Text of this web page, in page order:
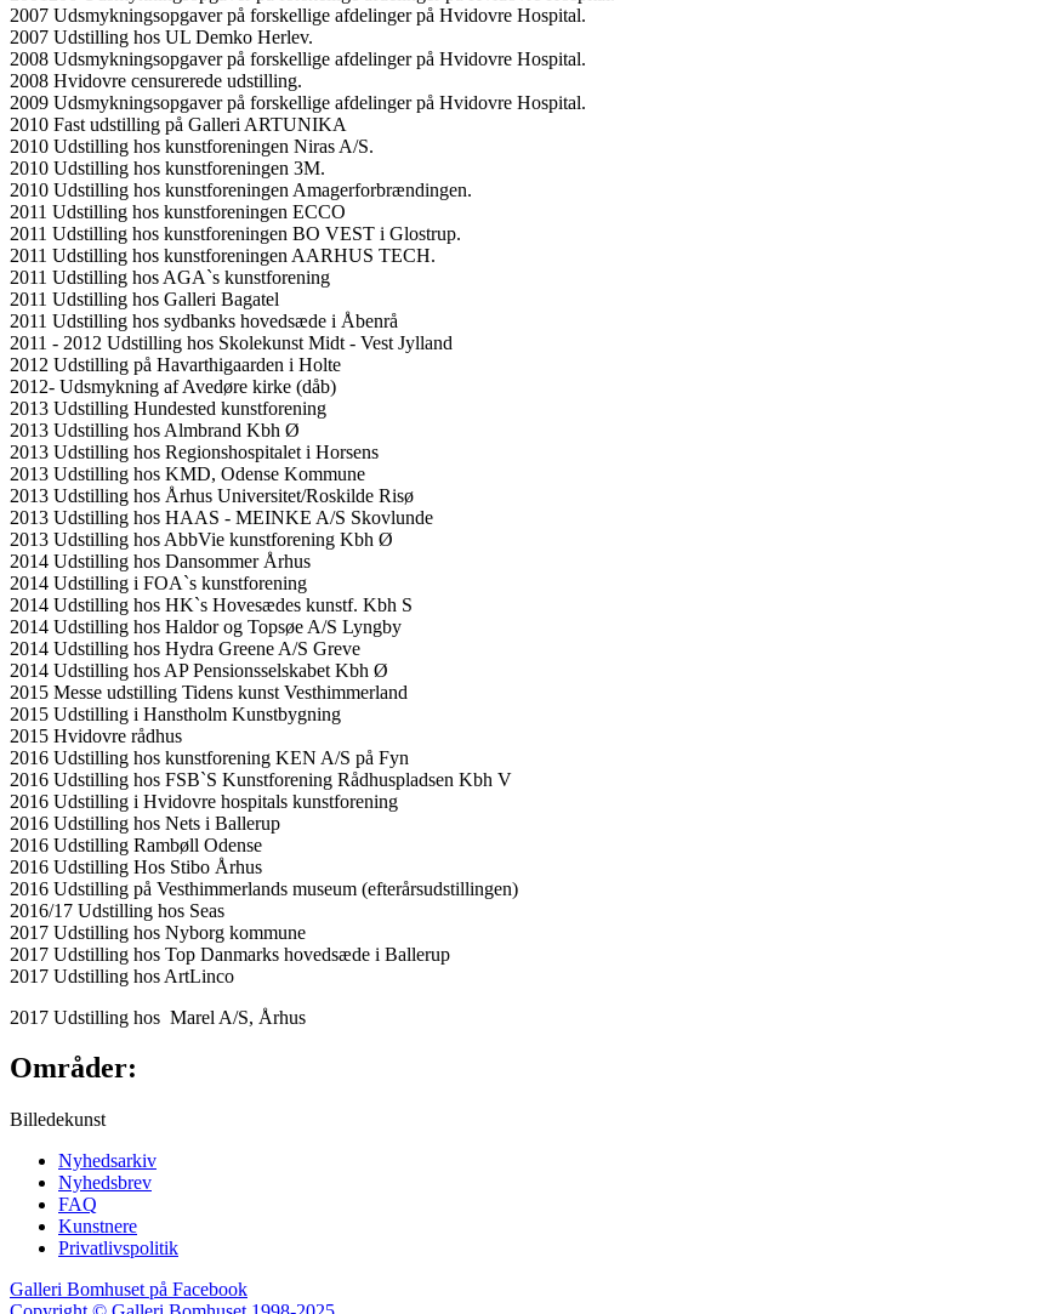
2007 Udsmykningsopgaver på forskellige afdelinger på Hvidovre Hospital.
2007 Udstilling hos UL Demko Herlev.
2008 Udsmykningsopgaver på forskellige afdelinger på Hvidovre Hospital.
2008 Hvidovre censurerede udstilling.
2009 Udsmykningsopgaver på forskellige afdelinger på Hvidovre Hospital.
2010 Fast udstilling på Galleri ARTUNIKA
2010 Udstilling hos kunstforeningen Niras A/S.
2010 Udstilling hos kunstforeningen 3M.
2010 Udstilling hos kunstforeningen Amagerforbrændingen.
2011 Udstilling hos kunstforeningen ECCO
2011 Udstilling hos kunstforeningen BO VEST i Glostrup.
2011 Udstilling hos kunstforeningen AARHUS TECH.
2011 Udstilling hos AGA`s kunstforening
2011 Udstilling hos Galleri Bagatel
2011 Udstilling hos sydbanks hovedsæde i Åbenrå
2011 - 2012 Udstilling hos Skolekunst Midt - Vest Jylland
2012 Udstilling på Havarthigaarden i Holte
2012- Udsmykning af Avedøre kirke (dåb)
2013 Udstilling Hundested kunstforening
2013 Udstilling hos Almbrand Kbh Ø
2013 Udstilling hos Regionshospitalet i Horsens
2013 Udstilling hos KMD, Odense Kommune
2013 Udstilling hos Århus Universitet/Roskilde Risø
2013 Udstilling hos HAAS - MEINKE A/S Skovlunde
2013 Udstilling hos AbbVie kunstforening Kbh Ø
2014 Udstilling hos Dansommer Århus
2014 Udstilling i FOA`s kunstforening
2014 Udstilling hos HK`s Hovesædes kunstf. Kbh S
2014 Udstilling hos Haldor og Topsøe A/S Lyngby
2014 Udstilling hos Hydra Greene A/S Greve
2014 Udstilling hos AP Pensionsselskabet Kbh Ø
2015 Messe udstilling Tidens kunst Vesthimmerland
2015 Udstilling i Hanstholm Kunstbygning
2015 Hvidovre rådhus
2016 Udstilling hos kunstforening KEN A/S på Fyn
2016 Udstilling hos FSB`S Kunstforening Rådhuspladsen Kbh V
2016 Udstilling i Hvidovre hospitals kunstforening
2016 Udstilling hos Nets i Ballerup
2016 Udstilling Rambøll Odense
2016 Udstilling Hos Stibo Århus
2016 Udstilling på Vesthimmerlands museum (efterårsudstillingen)
2016/17 Udstilling hos Seas
2017 Udstilling hos Nyborg kommune
2017 Udstilling hos Top Danmarks hovedsæde i Ballerup
2017 Udstilling hos ArtLinco
2017 Udstilling hos Marel A/S, Århus
Områder:
Billedekunst
Nyhedsarkiv
Nyhedsbrev
FAQ
Kunstnere
Privatlivspolitik
Galleri Bomhuset på Facebook